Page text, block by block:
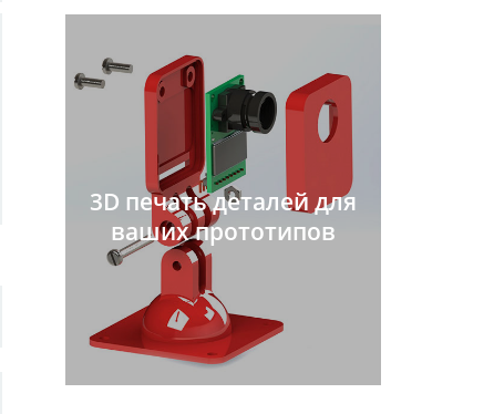
3D печать деталей для
ваших прототипов